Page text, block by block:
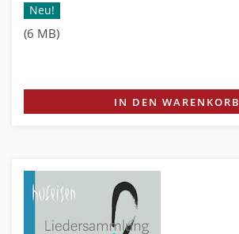
Neu!
(6 MB)
IN DEN WARENKORB